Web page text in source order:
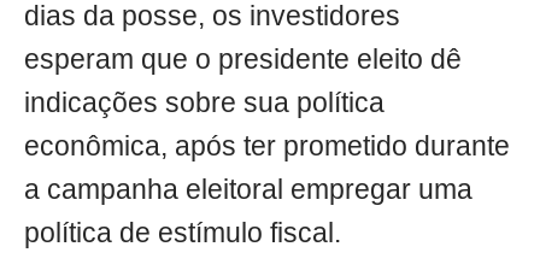
dias da posse, os investidores
esperam que o presidente eleito dê
indicações sobre sua política
econômica, após ter prometido durante
a campanha eleitoral empregar uma
política de estímulo fiscal.